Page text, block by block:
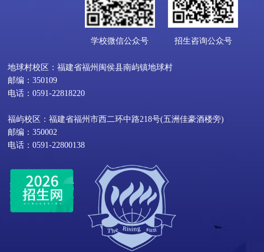
学校微信公众号 招生咨询公众号
地球村校区：福建省福州闽侯县南屿镇地球村
邮编：350109
电话：0591-22818220
福屿校区：福建省福州市西二环中路218号(五洲佳豪酒楼旁)
邮编：350002
电话：0591-22800138